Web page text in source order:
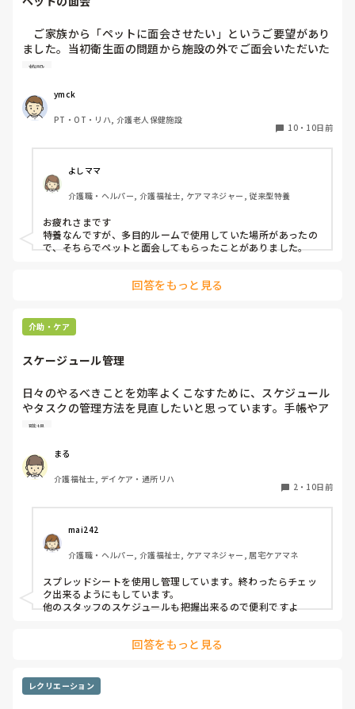
ご家族から「ペットに面会させたい」というご要望があり
ました。当初衛生面の問題から施設の外でご面会いただいた
のですが、段々と状態がかわりお看取り寸前となった際に
お願いしました。
ご本人にとっても大切なご家族かと思いますし、心情的に
はご対応したいのですが…。何か私共と別の方法で対応され
施設
ymck
PT・OT・リハ, 介護老人保健施設
10・ 10日前
よしママ
介護職・ヘルパー, 介護福祉士, ケアマネジャー, 従来型特養
お疲れさまです
特養なんですが、多目的ルームで使用していた場所があったの
で、そちらでペットと面会してもらったことがありました。
回答をもっと見る
介助・ケア
スケージュール管理
日々のやるべきことを効率よくこなすために、スケジュール
やタスクの管理方法を見直したいと思っています。手帳やア
プリ、チェックリストなど、みなさんが実践している工夫や
常のスケジュール調整をスムーズに行うためのコツは何です
か？
職場
まる
介護福祉士, デイケア・通所リハ
2 ・ 10日前
mai242
介護職・ヘルパー, 介護福祉士, ケアマネジャー, 居宅ケアマネ
スプレッドシートを使用し管理しています。終わったらチェッ
ク出来るようにもしています。
他のスタッフのスケジュールも把握出来るので便利ですよ
回答をもっと見る
レクリエーション